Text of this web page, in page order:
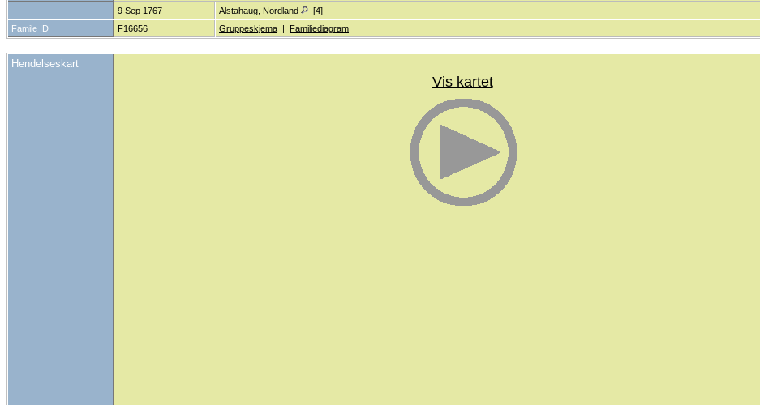
9 Sep 1767
Alstahaug, Nordland [4]
Famile ID
F16656 Gruppeskjema | Familiediagram
Hendelseskart
Vis kartet